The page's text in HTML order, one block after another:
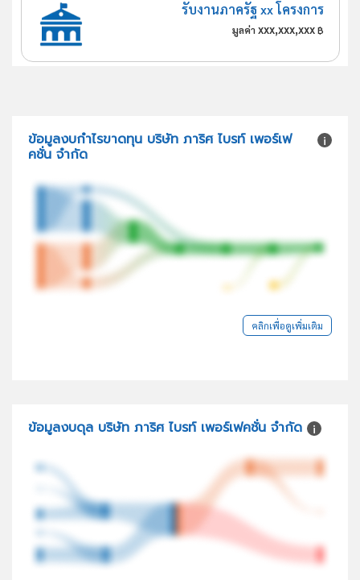
รับงานภาครัฐ xx โครงการ
มูลค่า xxx,xxx,xxx ฿
ข้อมูลงบกำไรขาดทุน บริษัท ภาริศ ไบรท์ เพอร์เฟ
คชั่น จำกัด
คลิกเพื่อดูเพิ่มเติม
ข้อมูลงบดุล บริษัท ภาริศ ไบรท์ เพอร์เฟคชั่น จำกัด